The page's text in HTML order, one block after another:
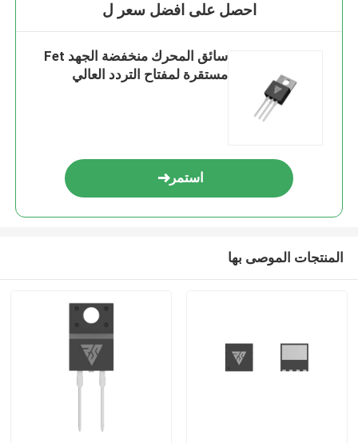
احصل على افضل سعر ل
سائق المحرك منخفضة الجهد Fet
مستقرة لمفتاح التردد العالي
استمر
المنتجات الموصى بها